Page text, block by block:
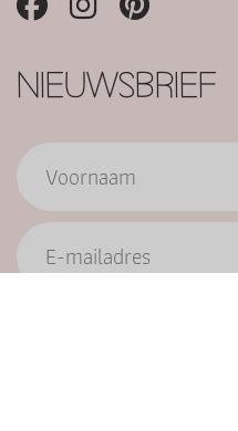
NIEUWSBRIEF